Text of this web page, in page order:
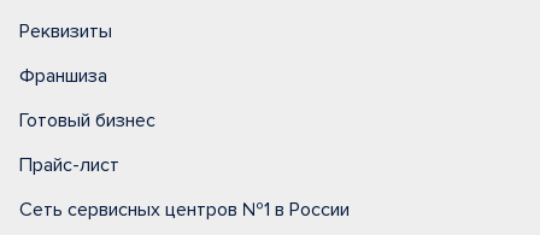
Реквизиты
Франшиза
Готовый бизнес
Прайс-лист
Сеть сервисных центров №1 в России